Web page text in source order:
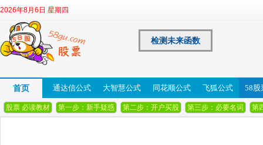
2026年8月6日 星期四
检测未来函数
首页 通达信公式 大智慧公式 同花顺公式 飞狐公式 58股
股票 必读教材 第一步：新手疑惑 第二步：开户买股 第三步：必要名词 第